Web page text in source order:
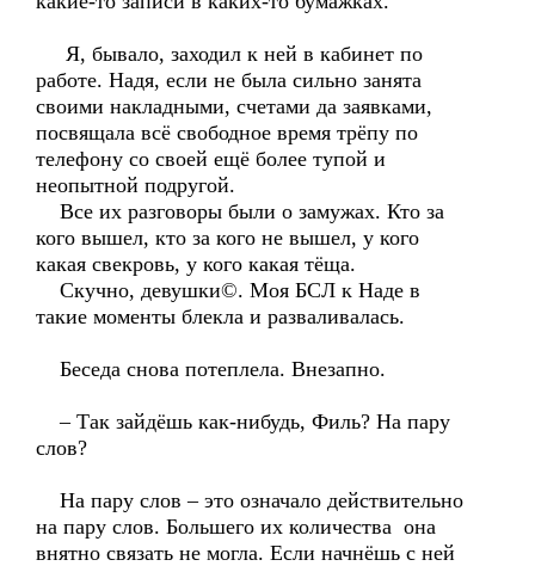
Я, бывало, заходил к ней в кабинет по
работе. Надя, если не была сильно занята
своими накладными, счетами да заявками,
посвящала всё свободное время трёпу по
телефону со своей ещё более тупой и
неопытной подругой.
Все их разговоры были о замужах. Кто за
кого вышел, кто за кого не вышел, у кого
какая свекровь, у кого какая тёща.
Скучно, девушки©. Моя БСЛ к Наде в
такие моменты блекла и разваливалась.
Беседа снова потеплела. Внезапно.
– Так зайдёшь как-нибудь, Филь? На пару
слов?
На пару слов – это означало действительно
на пару слов. Большего их количества она
внятно связать не могла. Если начнёшь с ней